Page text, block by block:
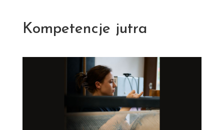
Kompetencje jutra